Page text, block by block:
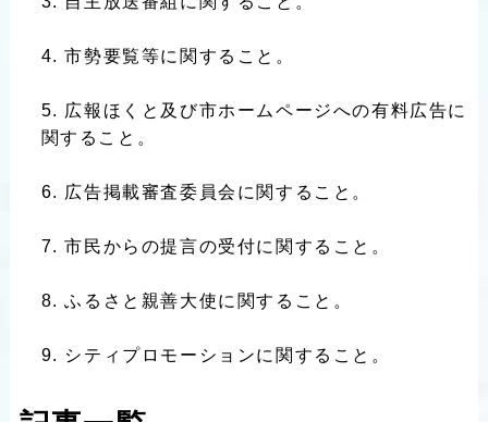
市勢要覧等に関すること。
広報ほくと及び市ホームページへの有料広告に
関すること。
広告掲載審査委員会に関すること。
市民からの提言の受付に関すること。
ふるさと親善大使に関すること。
シティプロモーションに関すること。